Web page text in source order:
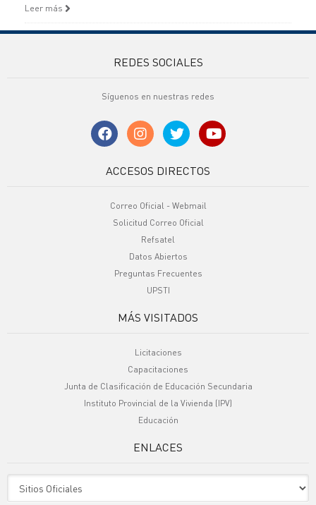
Leer más
REDES SOCIALES
Síguenos en nuestras redes
ACCESOS DIRECTOS
Correo Oficial - Webmail
Solicitud Correo Oficial
Refsatel
Datos Abiertos
Preguntas Frecuentes
UPSTI
MÁS VISITADOS
Licitaciones
Capacitaciones
Junta de Clasificación de Educación Secundaria
Instituto Provincial de la Vivienda (IPV)
Educación
ENLACES